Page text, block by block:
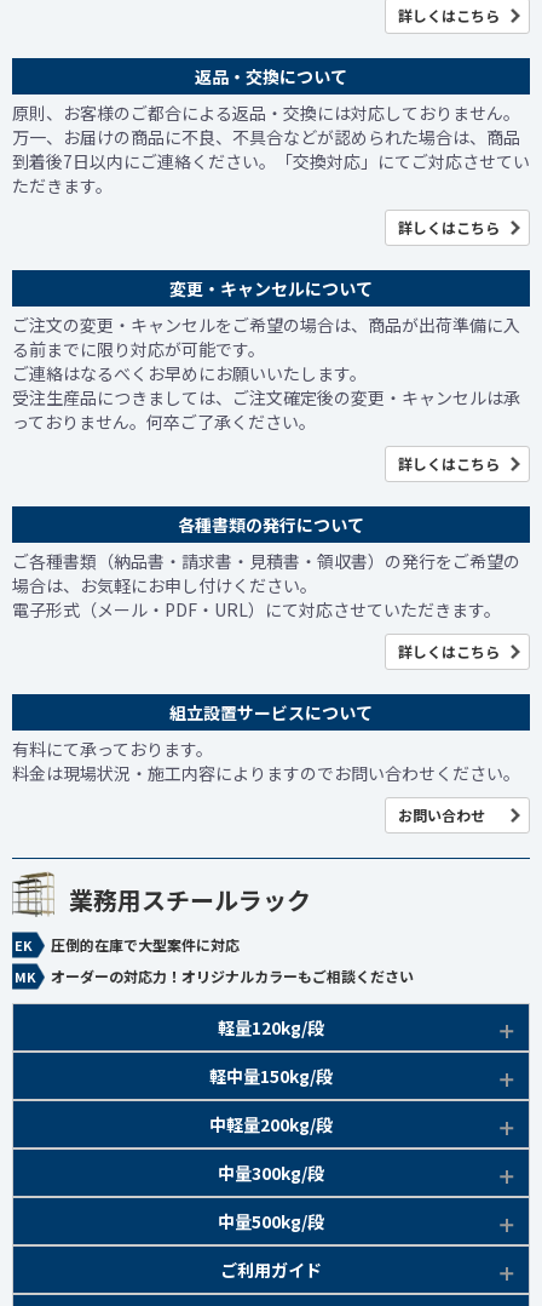
詳しくはこちら
返品・交換について
原則、お客様のご都合による返品・交換には対応しておりません。
万一、お届けの商品に不良、不具合などが認められた場合は、商品
到着後7日以内にご連絡ください。「交換対応」にてご対応させてい
ただきます。
詳しくはこちら
変更・キャンセルについて
ご注文の変更・キャンセルをご希望の場合は、商品が出荷準備に入
る前までに限り対応が可能です。
ご連絡はなるべくお早めにお願いいたします。
受注生産品につきましては、ご注文確定後の変更・キャンセルは承
っておりません。何卒ご了承ください。
詳しくはこちら
各種書類の発行について
ご各種書類（納品書・請求書・見積書・領収書）の発行をご希望の
場合は、お気軽にお申し付けください。
電子形式（メール・PDF・URL）にて対応させていただきます。
詳しくはこちら
組立設置サービスについて
有料にて承っております。
料金は現場状況・施工内容によりますのでお問い合わせください。
お問い合わせ
業務用スチールラック
圧倒的在庫で大型案件に対応
オーダーの対応力！オリジナルカラーもご相談ください
軽量120kg/段
アイボリー、グレー
EK120kg/段アングルボルト 特長
EK120kg/段アングルセミボルト 特長
新セミボルト 特長
軽中量150kg/段
軽中量150kg/段 商品一覧
部材仕様図
中軽量200kg/段
EK200kg/段 商品一覧
部材仕様図
中量300kg/段
アイボリー・グリーン
EK300kg/段 商品一覧
中量500kg/段
アイボリー・グリーンご利用ガイド